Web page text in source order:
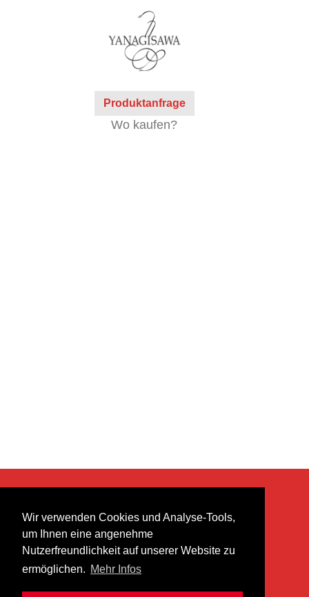
Wir verwenden Cookies und Analyse-Tools,
um Ihnen eine angenehme
Nutzerfreundlichkeit auf unserer Website zu
ermöglichen. Mehr Infos
Produktanfrage
Wo kaufen?
heer musik ag
Lättenstrasse 35
8952 Schlieren
info@heermusic.com